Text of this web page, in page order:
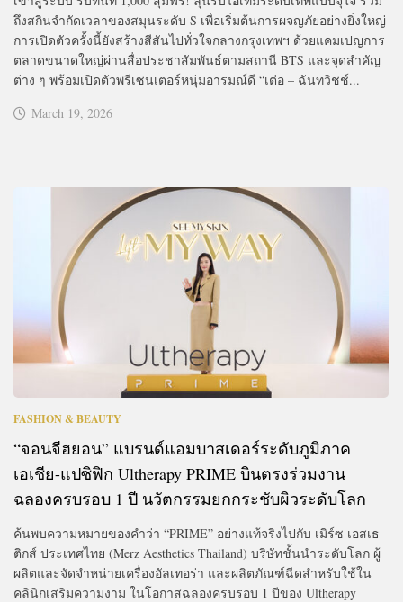
ถึงสกินจำกัดเวลาของสมุนระดับ S เพื่อเริ่มต้นการผจญภัยอย่างยิ่งใหญ่
การเปิดตัวครั้งนี้ยังสร้างสีสันไปทั่วใจกลางกรุงเทพฯ ด้วยแคมเปญการ
ตลาดขนาดใหญ่ผ่านสื่อประชาสัมพันธ์ตามสถานี BTS และจุดสำคัญ
ต่าง ๆ พร้อมเปิดตัวพรีเซนเตอร์หนุ่มอารมณ์ดี “เต๋อ – ฉันทวิชช์...
March 19, 2026
FASHION & BEAUTY
“จอนจีฮยอน” แบรนด์แอมบาสเดอร์ระดับภูมิภาค
เอเชีย-แปซิฟิก Ultherapy PRIME บินตรงร่วมงาน
ฉลองครบรอบ 1 ปี นวัตกรรมยกกระชับผิวระดับโลก
ค้นพบความหมายของคำว่า “PRIME” อย่างแท้จริงไปกับ เมิร์ซ เอสเธ
ติกส์ ประเทศไทย (Merz Aesthetics Thailand) บริษัทชั้นนำระดับโลก ผู้
ผลิตและจัดจำหน่ายเครื่องอัลเทอร่า และผลิตภัณฑ์ฉีดสำหรับใช้ใน
คลินิกเสริมความงาม ในโอกาสฉลองครบรอบ 1 ปีของ Ultherapy